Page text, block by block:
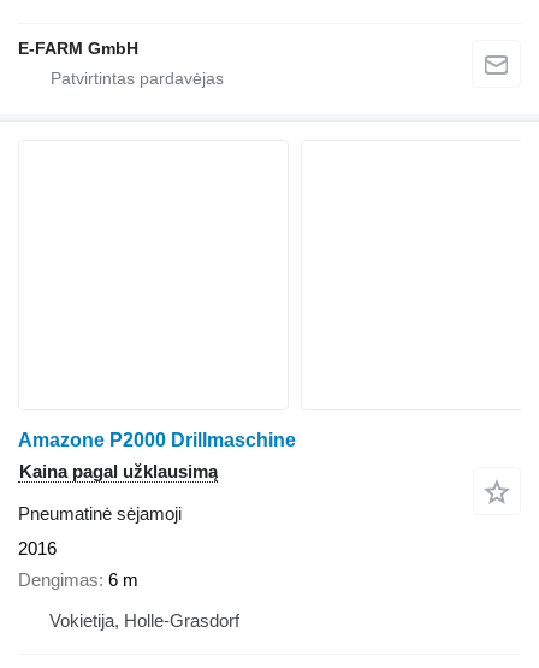
E-FARM GmbH
Amazone P2000 Drillmaschine
Kaina pagal užklausimą
Pneumatinė sėjamoji
2016
Dengimas 6 m
Vokietija, Holle-Grasdorf